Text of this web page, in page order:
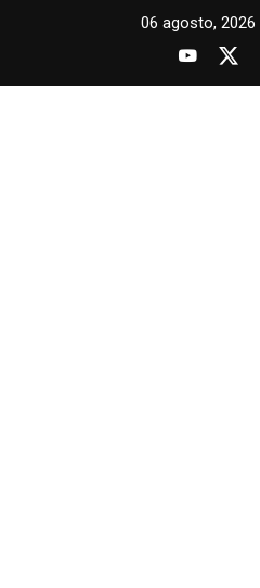
06 agosto, 2026